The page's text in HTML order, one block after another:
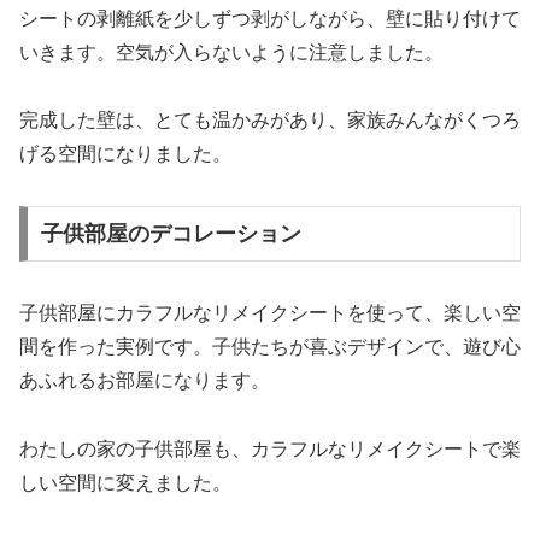
シートの剥離紙を少しずつ剥がしながら、壁に貼り付けて
いきます。空気が入らないように注意しました。
完成した壁は、とても温かみがあり、家族みんながくつろ
げる空間になりました。
子供部屋のデコレーション
子供部屋にカラフルなリメイクシートを使って、楽しい空
間を作った実例です。子供たちが喜ぶデザインで、遊び心
あふれるお部屋になります。
わたしの家の子供部屋も、カラフルなリメイクシートで楽
しい空間に変えました。